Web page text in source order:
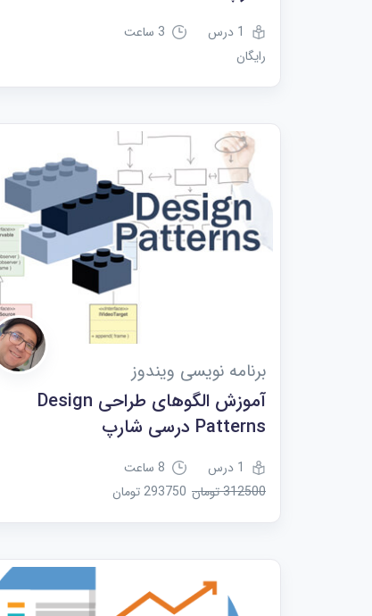
1 درس
3 ساعت
رایگان
برنامه نویسی ویندوز
آموزش الگوهای طراحی Design
Patterns درسی شارپ
1 درس
8 ساعت
312500 تومان
293750 تومان